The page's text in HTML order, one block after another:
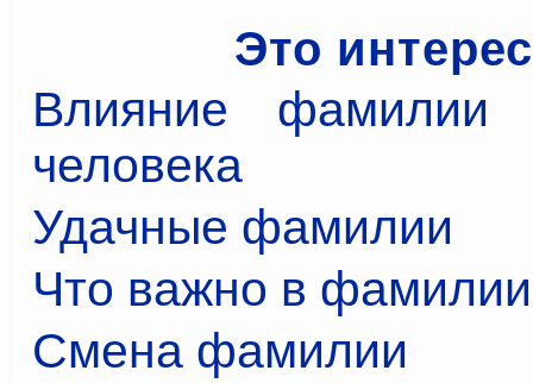
Это
Влияние фамилии
человека
Удачные фамилии
Что важно в фамилии
Смена фамилии